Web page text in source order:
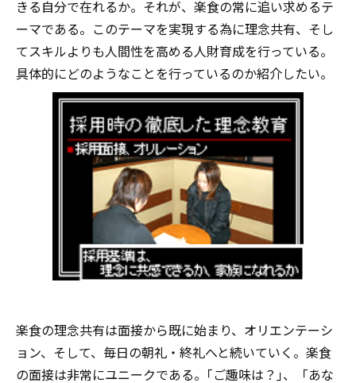
きる自分で在れるか。それが、楽食の常に追い求めるテ
ーマである。このテーマを実現する為に理念共有、そし
てスキルよりも人間性を高める人財育成を行っている。
具体的にどのようなことを行っているのか紹介したい。
楽食の理念共有は面接から既に始まり、オリエンテーシ
ョン、そして、毎日の朝礼・終礼へと続いていく。楽食
の面接は非常にユニークである。｢ご趣味は？｣、「あな